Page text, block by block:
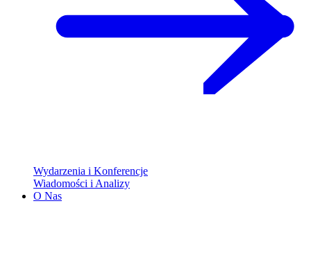
Wydarzenia i Konferencje
Wiadomości i Analizy
O Nas